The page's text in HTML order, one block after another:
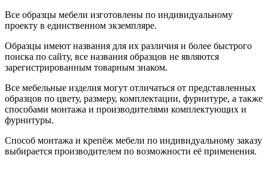
Все образцы мебели изготовлены по индивидуальному
проекту в единственном экземпляре.
Образцы имеют названия для их различия и более быстрого
поиска по сайту, все названия образцов не являются
зарегистрированным товарным знаком.
Все мебельные изделия могут отличаться от представленных
образцов по цвету, размеру, комплектации, фурнитуре, а также
способами монтажа и производителями комплектующих и
фурнитуры.
Способ монтажа и крепёж мебели по индивидуальному заказу
выбирается производителем по возможности её применения.